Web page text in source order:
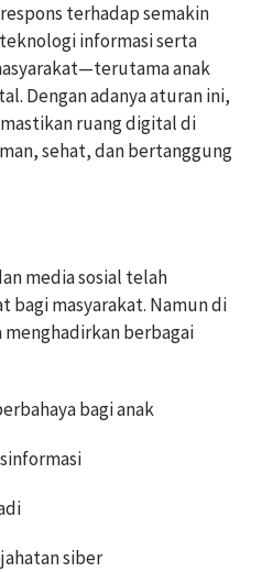
terhadap semakin
informasi serta
anak
Dengan adanya aturan ini,
ruang digital di
sehat, dan bertanggung
media sosial telah
bagi masyarakat. Namun di
berbagai
bagi anak
siber